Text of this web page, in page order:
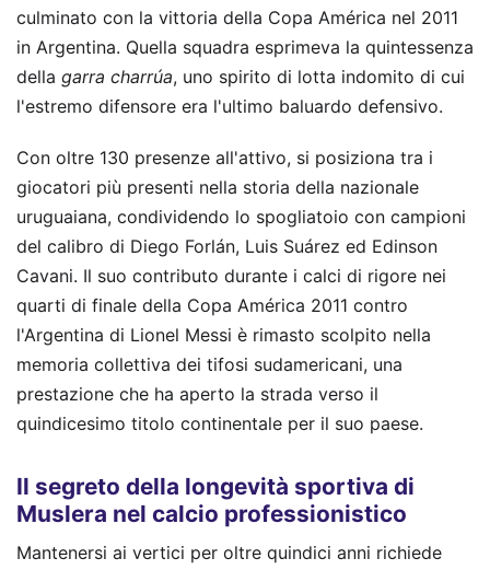
culminato con la vittoria della Copa América nel 2011
in Argentina. Quella squadra esprimeva la quintessenza
della garra charrúa, uno spirito di lotta indomito di cui
l'estremo difensore era l'ultimo baluardo defensivo.
Con oltre 130 presenze all'attivo, si posiziona tra i
giocatori più presenti nella storia della nazionale
uruguaiana, condividendo lo spogliatoio con campioni
del calibro di Diego Forlán, Luis Suárez ed Edinson
Cavani. Il suo contributo durante i calci di rigore nei
quarti di finale della Copa América 2011 contro
l'Argentina di Lionel Messi è rimasto scolpito nella
memoria collettiva dei tifosi sudamericani, una
prestazione che ha aperto la strada verso il
quindicesimo titolo continentale per il suo paese.
Il segreto della longevità sportiva di
Muslera nel calcio professionistico
Mantenersi ai vertici per oltre quindici anni richiede